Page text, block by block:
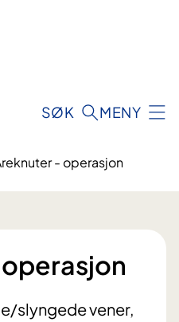
SØK MENY
- operasjon
slyngede vener,